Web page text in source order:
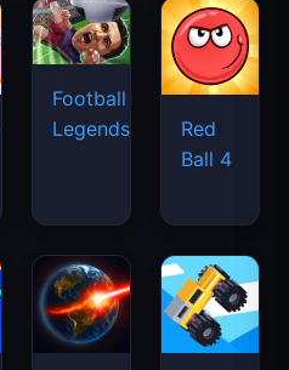
Football
Legends
Red
Ball 4